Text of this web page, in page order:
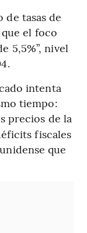
tasas de
el foco
5,5%”, nivel
intenta
tiempo:
precios de la
fiscales
que